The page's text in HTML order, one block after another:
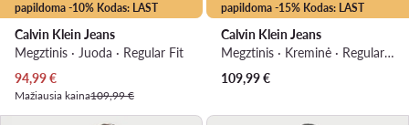
papildoma -10% Kodas: LAST
Calvin Klein Jeans
Megztinis · Juoda · Regular Fit
Dabartinė kaina
94,99€
Mažiausia kaina109,99 €
papildoma -15% Kodas: LAST
Calvin Klein Jeans
Megztinis · Kreminė · Regular Fit
109,99€